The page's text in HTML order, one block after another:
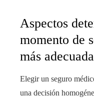
Aspectos
momento de
más adecuada
Elegir un seguro
una decisión